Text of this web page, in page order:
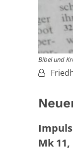
Bibel und
Von:
Mk 11,